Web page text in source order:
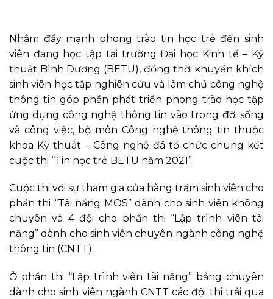
Nhằm đẩy mạnh phong trào tin học trẻ đến sinh
viên đang học tập tại trường Đại học Kinh tế – Kỹ
thuật Bình Dương (BETU), đồng thời khuyến khích
sinh viên học tập nghiên cứu và làm chủ công nghệ
thông tin góp phần phát triển phong trào học tập
ứng dụng công nghệ thông tin vào trong đời sống
và công việc, bộ môn Công nghệ thông tin thuộc
khoa Kỹ thuật – Công nghệ đã tổ chức chung kết
cuộc thi “Tin học trẻ BETU năm 2021”.
Cuộc thi với sự tham gia của hàng trăm sinh viên cho
phần thi “Tài năng MOS” dành cho sinh viên không
chuyên và 4 đội cho phần thi “Lập trình viên tài
năng” dành cho sinh viên chuyên ngành công nghệ
thông tin (CNTT).
Ở phần thi “Lập trình viên tài năng” bảng chuyên
dành cho sinh viên ngành CNTT các đội thi trải qua